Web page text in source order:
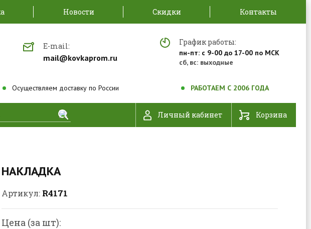
Новости Скидки Контакты
E-mail:
mail@kovkaprom.ru
График работы:
пн-пт: с 9-00 до 17-00 по МСК
сб, вс: выходные
Осуществляем доставку по России РАБОТАЕМ С 2006 ГОДА
Найти Личный кабинет Корзина
НАКЛАДКА
Артикул: R4171
Цена (за шт):